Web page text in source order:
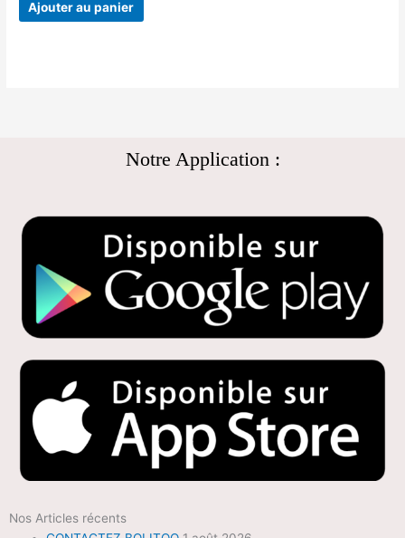
Ajouter au panier
Notre Application :
Nos Articles récents